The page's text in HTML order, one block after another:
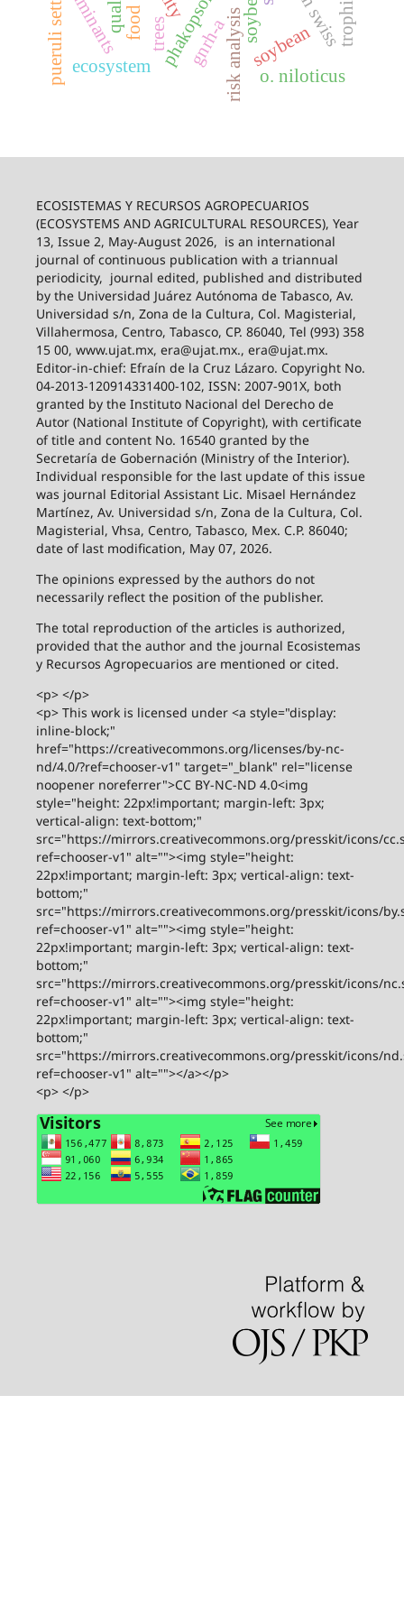
soybean
risk analysis
gnrh-a
trees
ruminants
ecosystem o. niloticus
ECOSISTEMAS Y RECURSOS AGROPECUARIOS
(ECOSYSTEMS AND AGRICULTURAL RESOURCES), Year
13, Issue 2, May-August 2026, is an international
journal of continuous publication with a triannual
periodicity, journal edited, published and distributed
by the Universidad Juárez Autónoma de Tabasco, Av.
Universidad s/n, Zona de la Cultura, Col. Magisterial,
Villahermosa, Centro, Tabasco, CP. 86040, Tel (993) 358
15 00, www.ujat.mx, era@ujat.mx., era@ujat.mx.
Editor-in-chief: Efraín de la Cruz Lázaro. Copyright No.
04-2013-120914331400-102, ISSN: 2007-901X, both
granted by the Instituto Nacional del Derecho de
Autor (National Institute of Copyright), with certificate
of title and content No. 16540 granted by the
Secretaría de Gobernación (Ministry of the Interior).
Individual responsible for the last update of this issue
was journal Editorial Assistant Lic. Misael Hernández
Martínez, Av. Universidad s/n, Zona de la Cultura, Col.
Magisterial, Vhsa, Centro, Tabasco, Mex. C.P. 86040;
date of last modification, May 07, 2026.
The opinions expressed by the authors do not
necessarily reflect the position of the publisher.
The total reproduction of the articles is authorized,
provided that the author and the journal Ecosistemas
y Recursos Agropecuarios are mentioned or cited.
<p> </p>
<p> This work is licensed under <a style="display:
inline-block;"
href="https://creativecommons.org/licenses/by-nc-
nd/4.0/?ref=chooser-v1" target="_blank" rel="license
noopener noreferrer">CC BY-NC-ND 4.0<img
style="height: 22px!important; margin-left: 3px;
vertical-align: text-bottom;"
src="https://mirrors.creativecommons.org/presskit/icons/
ref=chooser-v1" alt=""><img style="height:
22px!important; margin-left: 3px; vertical-align: text-
bottom;"
src="https://mirrors.creativecommons.org/presskit/icons/
ref=chooser-v1" alt=""><img style="height:
22px!important; margin-left: 3px; vertical-align: text-
bottom;"
src="https://mirrors.creativecommons.org/presskit/icons/
ref=chooser-v1" alt=""><img style="height:
22px!important; margin-left: 3px; vertical-align: text-
bottom;"
src="https://mirrors.creativecommons.org/presskit/icons/
ref=chooser-v1" alt=""></a></p>
<p> </p>